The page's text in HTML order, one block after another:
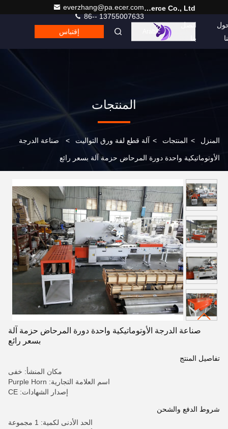
Hefei Purple Horn E-Commerce Co., Ltd.
everzhang@pa.ecer.com
86-- 13755007633
اتصل
بنا
Arabic إقتباس
المنتجات
المنزل > المنتجات > آلة قطع لفة ورق التواليت > صناعة الدرجة
الأوتوماتيكية واحدة دورة المرحاض حزمة آلة بسعر رائع
صناعة الدرجة الأوتوماتيكية واحدة دورة المرحاض حزمة آلة
بسعر رائع
تفاصيل المنتج
مكان المنشأ: خفى
اسم العلامة التجارية: Purple Horn
إصدار الشهادات: CE
شروط الدفع والشحن
الحد الأدنى لكمية: 1 مجموعة